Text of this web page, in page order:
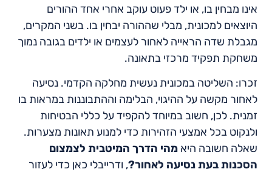
אינו מבחין בו, או ילד פעוט עוקב אחרי אחד ההורים
היוצאים למכונית, מבלי שההורה יבחין בו. בשני המקרים,
מגבלת שדה הראייה לאחור לעצמים או ילדים בגובה נמוך
משחקת תפקיד מרכזי בתאונה.
זכרו: השליטה במכונית נעשית מחלקה הקדמי. נסיעה
לאחור מקשה על ההיגוי, הבלימה וההתבוננות במראות בו
זמנית. לכן, חשוב במיוחד להקפיד על כללי הבטיחות
ולנקוט בכל אמצעי הזהירות כדי למנוע תאונות מצערות.
שאלה חשובה היא מהי הדרך המיטבית לצמצום
הסכנות בעת נסיעה לאחור?, ודרייבלי כאן כדי לעזור